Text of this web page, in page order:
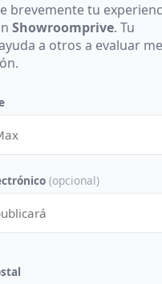
brevemente tu
Showroomprive. Tu
a otros a evaluar
(opcional)